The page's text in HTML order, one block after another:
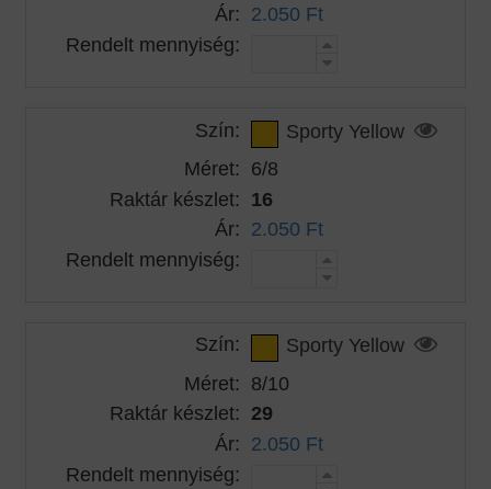
Ár: 2.050 Ft
Rendelt mennyiség:
Szín:
Sporty Yellow
Méret: 6/8
Raktár készlet: 16
Ár: 2.050 Ft
Rendelt mennyiség:
Szín:
Sporty Yellow
Méret: 8/10
Raktár készlet: 29
Ár: 2.050 Ft
Rendelt mennyiség: